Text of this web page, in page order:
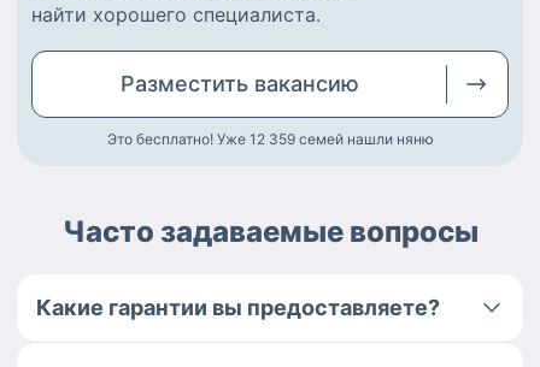
найти хорошего специалиста.
Разместить вакансию
Это бесплатно! Уже 12 359 семей нашли няню
Часто задаваемые вопросы
Какие гарантии вы предоставляете?